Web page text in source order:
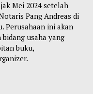
Mei 2024 setelah
Pang Andreas di
Perusahaan ini akan
usaha yang
buku,